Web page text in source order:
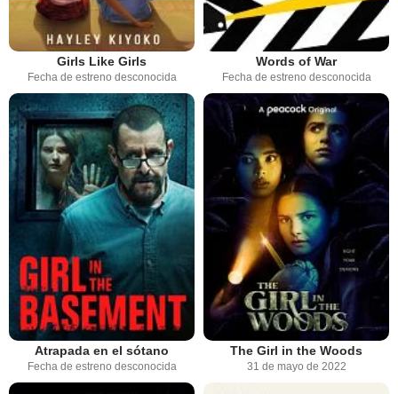
Girls Like Girls
Fecha de estreno desconocida
Words of War
Fecha de estreno desconocida
Atrapada en el sótano
Fecha de estreno desconocida
The Girl in the Woods
31 de mayo de 2022